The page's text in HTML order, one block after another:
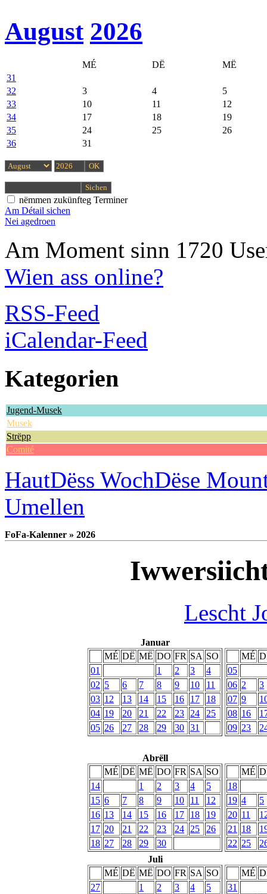
August 2026
MÉ DË
MË
31
32
3 4
5
33
10 11
12
34
17 18
19
35
24 25
26
36
31
nëmmen zukünfteg Terminer
Am Détail sichen
Nei agedroen
Am Moment sinn 1720
Wien ass online?
RSS-Feed
iCalendar-Feed
Kategorien
Jugend-Musek
Musek
Strëpp
Comité
HautDëss WochDëse
Umellen
FoFa-Kalenner » 2026
Lescht
Januar
MÉ DË MË DO FR SA SO
01
1 2 3
4
02 5 6 7 8 9 10
11
03 12 13 14 15 16 17
18
04 19 20 21 22 23 24
25
05 26 27 28 29 30 31
MÉ
05
06 2
3
07 9
08 16
09 23
Abrëll
MÉ DË MË DO FR SA SO
14
1 2 3 4
5
15 6 7 8 9 10 11
12
16 13 14 15 16 17 18
19
17 20 21 22 23 24 25
26
18 27 28 29 30
MÉ
18
19 4
5
20 11
21
18
22 25
Juli
MÉ DË MË DO FR SA SO
27
1 2 3 4
5
MÉ
31